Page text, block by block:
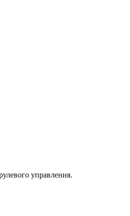
управления.